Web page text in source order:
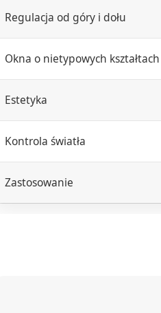
Regulacja od góry i dołu
Okna o nietypowych kształtach
Estetyka
Kontrola światła
Zastosowanie